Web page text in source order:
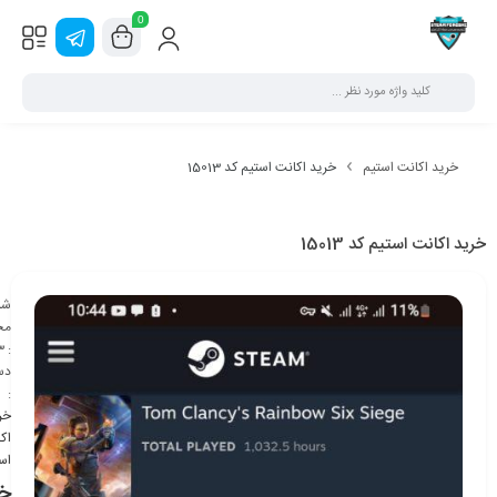
0
خرید اکانت استیم خرید اکانت استیم کد 15013
خرید اکانت استیم کد 15013
:
: